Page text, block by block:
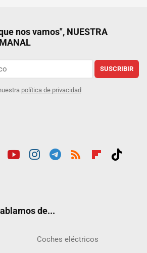
nos vamos", NUESTRA
SUSCRIBIR
política de privacidad
de...
Coches eléctricos